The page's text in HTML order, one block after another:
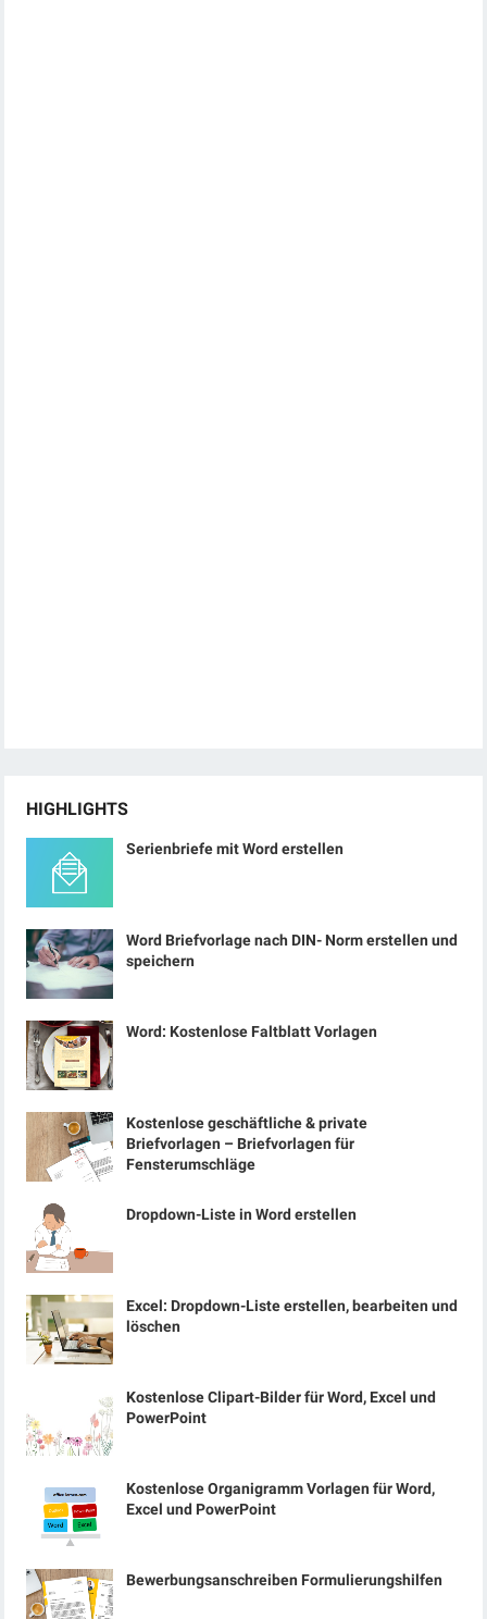
HIGHLIGHTS
Serienbriefe mit Word erstellen
Word Briefvorlage nach DIN- Norm erstellen und
speichern
Word: Kostenlose Faltblatt Vorlagen
Kostenlose geschäftliche & private
Briefvorlagen – Briefvorlagen für
Fensterumschläge
Dropdown-Liste in Word erstellen
Excel: Dropdown-Liste erstellen, bearbeiten und
löschen
Kostenlose Clipart-Bilder für Word, Excel und
PowerPoint
Kostenlose Organigramm Vorlagen für Word,
Excel und PowerPoint
Bewerbungsanschreiben Formulierungshilfen